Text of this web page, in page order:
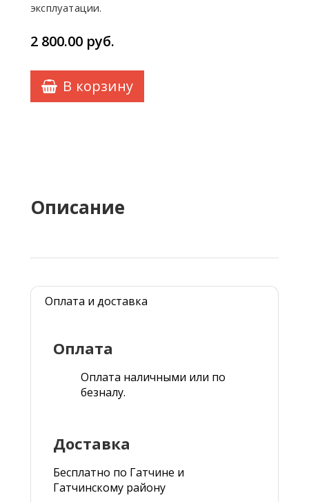
эксплуатации.
2 800.00 руб.
В корзину
Описание
Оплата и доставка
Оплата
Оплата наличными или по
безналу.
Доставка
Бесплатно по Гатчине и
Гатчинскому району